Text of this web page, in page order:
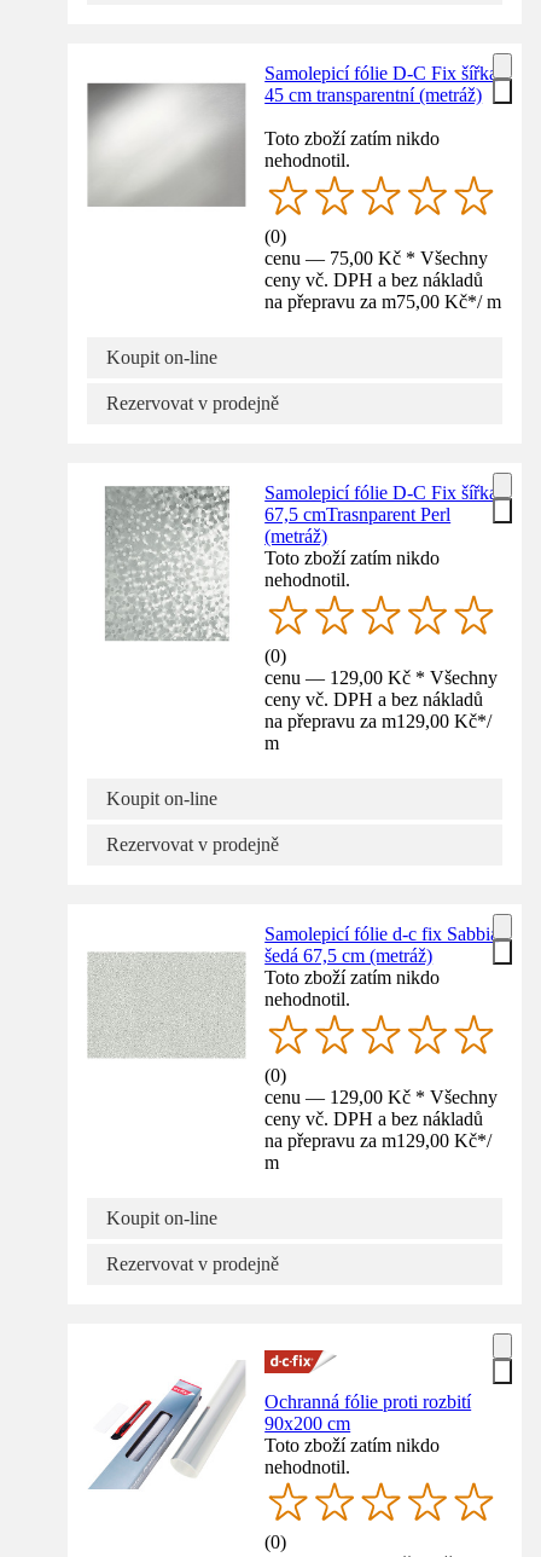
Samolepicí fólie D-C Fix šířka
45 cm transparentní (metráž)
Toto zboží zatím nikdo
nehodnotil.
(0)
cenu — 75,00 Kč * Všechny
ceny vč. DPH a bez nákladů
na přepravu za m75,00 Kč*/ m
Koupit on-line
Rezervovat v prodejně
Samolepicí fólie D-C Fix šířka
67,5 cmTrasnparent Perl
(metráž)
Toto zboží zatím nikdo
nehodnotil.
(0)
cenu — 129,00 Kč * Všechny
ceny vč. DPH a bez nákladů
na přepravu za m129,00 Kč*/
m
Koupit on-line
Rezervovat v prodejně
Samolepicí fólie d-c fix Sabbia
šedá 67,5 cm (metráž)
Toto zboží zatím nikdo
nehodnotil.
(0)
cenu — 129,00 Kč * Všechny
ceny vč. DPH a bez nákladů
na přepravu za m129,00 Kč*/
m
Koupit on-line
Rezervovat v prodejně
Ochranná fólie proti rozbití
90x200 cm
Toto zboží zatím nikdo
nehodnotil.
(0)